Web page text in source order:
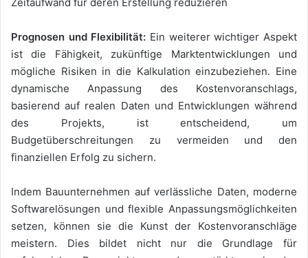
Prognosen und Flexibilität: Ein weiterer wichtiger Aspekt
ist die Fähigkeit, zukünftige Marktentwicklungen und
mögliche Risiken in die Kalkulation einzubeziehen. Eine
dynamische Anpassung des Kostenvoranschlags,
basierend auf realen Daten und Entwicklungen während
des Projekts, ist entscheidend, um
Budgetüberschreitungen zu vermeiden und den
finanziellen Erfolg zu sichern.
Indem Bauunternehmen auf verlässliche Daten, moderne
Softwarelösungen und flexible Anpassungsmöglichkeiten
setzen, können sie die Kunst der Kostenvoranschläge
meistern. Dies bildet nicht nur die Grundlage für